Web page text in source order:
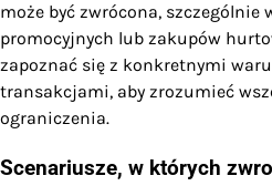
może być zwrócona, szczególnie
promocyjnych lub zakupów
zapoznać się z konkretnymi
transakcjami, aby zrozumieć
ograniczenia.
Scenariusze, w których